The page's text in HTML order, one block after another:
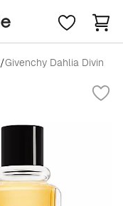
/Givenchy Dahlia Divin